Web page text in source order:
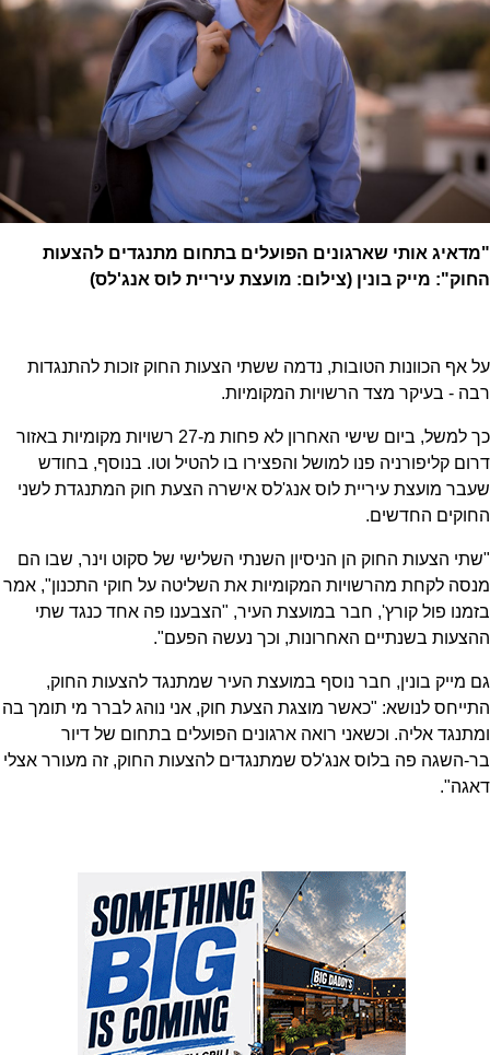
"מדאיג אותי שארגונים הפועלים בתחום מתנגדים להצעות
החוק": מייק בונין (צילום: מועצת עיריית לוס אנג'לס)
על אף הכוונות הטובות, נדמה ששתי הצעות החוק זוכות להתנגדות
רבה - בעיקר מצד הרשויות המקומיות.
כך למשל, ביום שישי האחרון לא פחות מ-27 רשויות מקומיות באזור
דרום קליפורניה פנו למושל והפצירו בו להטיל וטו. בנוסף, בחודש
שעבר מועצת עיריית לוס אנג'לס אישרה הצעת חוק המתנגדת לשני
החוקים החדשים.
"שתי הצעות החוק הן הניסיון השנתי השלישי של סקוט וינר, שבו הם
מנסה לקחת מהרשויות המקומיות את השליטה על חוקי התכנון", אמר
בזמנו פול קורץ', חבר במועצת העיר, "הצבענו פה אחד כנגד שתי
ההצעות בשנתיים האחרונות, וכך נעשה הפעם".
גם מייק בונין, חבר נוסף במועצת העיר שמתנגד להצעות החוק,
התייחס לנושא: "כאשר מוצגת הצעת חוק, אני נוהג לברר מי תומך בה
ומתנגד אליה. וכשאני רואה ארגונים הפועלים בתחום של דיור
בר-השגה פה בלוס אנג'לס שמתנגדים להצעות החוק, זה מעורר אצלי
דאגה".